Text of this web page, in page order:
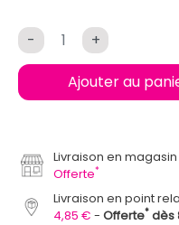
- +
Ajouter au
Livraison en magasin
Offerte*
Livraison en point
4,85 €
Offerte* dès